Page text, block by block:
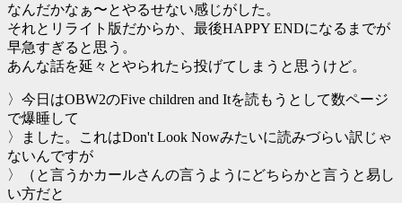
なんだかなぁ〜とやるせない感じがした。
それとリライト版だからか、最後HAPPY ENDになるまでが
早急すぎると思う。
あんな話を延々とやられたら投げてしまうと思うけど。
〉今日はOBW2のFive children and Itを読もうとして数ページ
で爆睡して
〉ました。これはDon't Look Nowみたいに読みづらい訳じゃ
ないんですが
〉（と言うかカールさんの言うようにどちらかと言うと易し
い方だと